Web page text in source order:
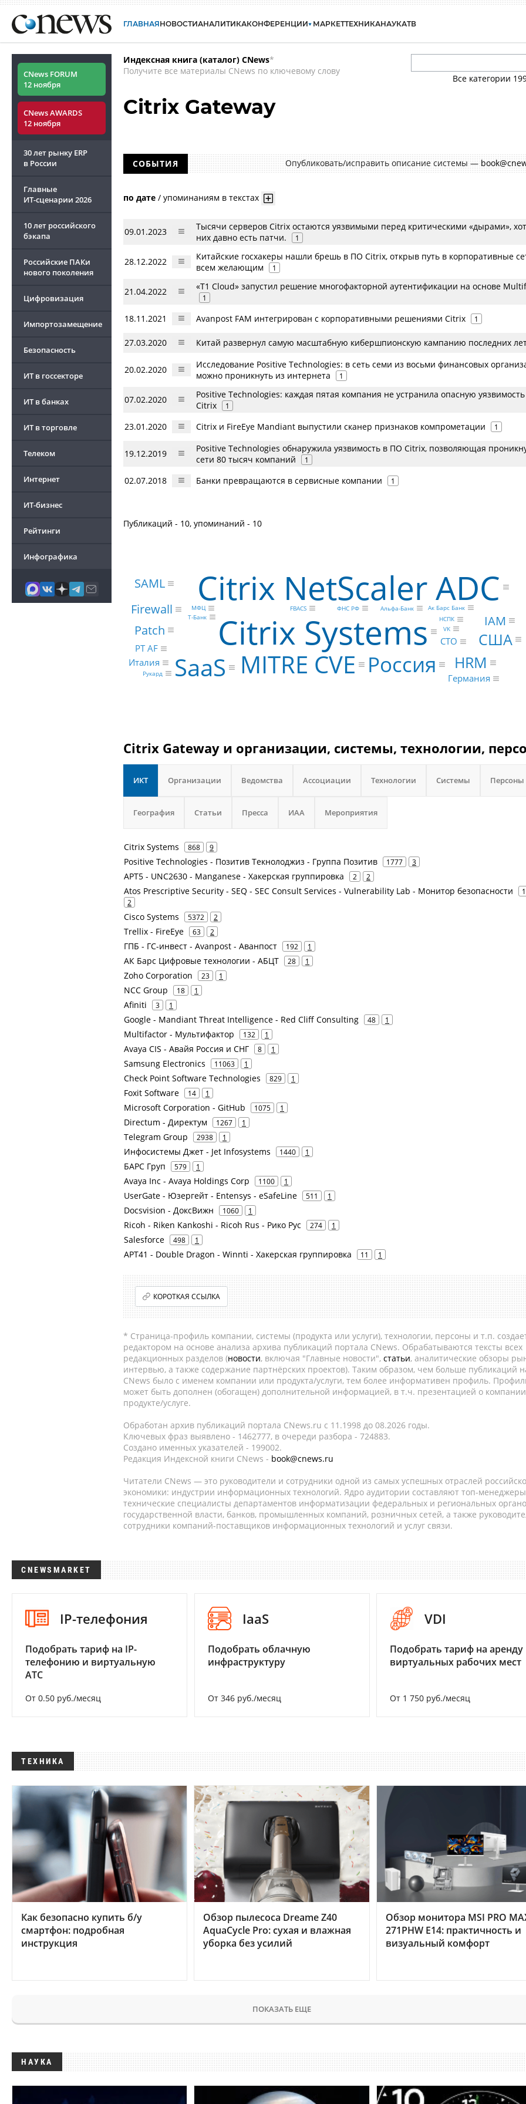
ГЛАВНАЯНОВОСТИАНАЛИТИКАКОНФЕРЕНЦИИ МАРКЕТТЕХНИКАНАУКАТВ
CNews FORUM
12 ноября
CNews AWARDS
12 ноября
30 лет рынку ERP
в России
Главные
ИТ-сценарии 2026
10 лет российского
бэкапа
Российские ПАКи
нового поколения
Цифровизация
Импортозамещение
Безопасность
ИТ в госсекторе
ИТ в банках
ИТ в торговле
Телеком
Интернет
ИТ-бизнес
Рейтинги
Инфографика
Индексная книга (каталог) CNews*
Получите все материалы CNews по ключевому слову
Все категории
Citrix Gateway
СОБЫТИЯ Опубликовать/исправить описание системы —
по дате / упоминаниям в текстах
09.01.2023
Тысячи серверов Citrix остаются уязвимыми перед критическими «дырами»,
них давно есть патчи.
1
28.12.2022
Китайские госхакеры нашли брешь в ПО Citrix, открыв путь в корпоративные
всем желающим
1
21.04.2022 «T1 Cloud» запустил решение многофакторной аутентификации на основе
1
18.11.2021 Avanpost FAM интегрирован с корпоративными решениями Citrix 1
27.03.2020 Китай развернул самую масштабную кибершпионскую кампанию последних
20.02.2020
Исследование Positive Technologies: в сеть семи из восьми финансовых
можно проникнуть из интернета
1
07.02.2020
Positive Technologies: каждая пятая компания не устранила опасную
Citrix
1
23.01.2020 Citrix и FireEye Mandiant выпустили сканер признаков компрометации 1
19.12.2019
Positive Technologies обнаружила уязвимость в ПО Citrix, позволяющая
сети 80 тысяч компаний
1
02.07.2018 Банки превращаются в сервисные компании 1
Публикаций - 10, упоминаний - 10
Citrix Systems
Citrix NetScaler ADC
SaaS MITRE CVE Россия HRM
США
IAM
SAML
Firewall
Patch
PT AF
Германия
Италия
CTO
Т-Банк
VK
НСПК
Альфа-Банк Ак Барс Банк
Рукард
ФНС РФ
МФЦ FBACS
Citrix Gateway и организации, системы, технологии,
ИКТ Организации Ведомства Ассоциации Технологии Системы Персоны
География Статьи Пресса ИАА Мероприятия
Citrix Systems 868 9
Positive Technologies - Позитив Текнолоджиз - Группа Позитив 1777 3
APT5 - UNC2630 - Manganese - Хакерская группировка 2 2
Atos Prescriptive Security - SEQ - SEC Consult Services - Vulnerability Lab - Монитор безопасности
2
Cisco Systems 5372 2
Trellix - FireEye 63 2
ГПБ - ГС-инвест - Avanpost - Аванпост 192 1
АК Барс Цифровые технологии - АБЦТ 28 1
Zoho Corporation 23 1
NCC Group 18 1
Afiniti 3 1
Google - Mandiant Threat Intelligence - Red Cliff Consulting 48 1
Multifactor - Мультифактор 132 1
Avaya CIS - Авайя Россия и СНГ 8 1
Samsung Electronics 11063 1
Check Point Software Technologies 829 1
Foxit Software 14 1
Microsoft Corporation - GitHub 1075 1
Directum - Директум 1267 1
Telegram Group 2938 1
Инфосистемы Джет - Jet Infosystems 1440 1
БАРС Груп 579 1
Avaya Inc - Avaya Holdings Corp 1100 1
UserGate - Юзергейт - Entensys - eSafeLine 511 1
Docsvision - ДоксВижн 1060 1
Ricoh - Riken Kankoshi - Ricoh Rus - Рико Рус 274 1
Salesforce 498 1
APT41 - Double Dragon - Winnti - Хакерская группировка 11 1
КОРОТКАЯ ССЫЛКА
* Страница-профиль компании, системы (продукта или услуги), технологии, персоны и т.п.
редактором на основе анализа архива публикаций портала CNews. Обрабатываются тексты всех
редакционных разделов (новости, включая "Главные новости", статьи, аналитические обзоры
интервью, а также содержание партнёрских проектов). Таким образом, чем больше публикаций
CNews было с именем компании или продукта/услуги, тем более информативен профиль.
может быть дополнен (обогащен) дополнительной информацией, в т.ч. презентацией о
продукте/услуге.
Обработан архив публикаций портала CNews.ru c 11.1998 до 08.2026 годы.
Ключевых фраз выявлено - 1462777, в очереди разбора - 724883.
Создано именных указателей - 199002.
Редакция Индексной книги CNews - book@cnews.ru
Читатели CNews — это руководители и сотрудники одной из самых успешных отраслей
экономики: индустрии информационных технологий. Ядро аудитории составляют топ-
технические специалисты департаментов информатизации федеральных и региональных
государственной власти, банков, промышленных компаний, розничных сетей, а также
сотрудники компаний-поставщиков информационных технологий и услуг связи.
CNEWSMARKET
IP-телефония
Подобрать тариф на IP-
телефонию и виртуальную
АТС
От 0.50 руб./месяц
IaaS
Подобрать облачную
инфраструктуру
От 346 руб./месяц
VDI
Подобрать тариф на аренду
виртуальных рабочих мест
От 1 750 руб./месяц
ТЕХНИКА
Как безопасно купить б/у
смартфон: подробная
инструкция
Обзор пылесоса Dreame Z40
AquaCycle Pro: сухая и влажная
уборка без усилий
Обзор монитора MSI PRO
271PHW E14: практичность и
визуальный комфорт
ПОКАЗАТЬ ЕЩЕ
НАУКА